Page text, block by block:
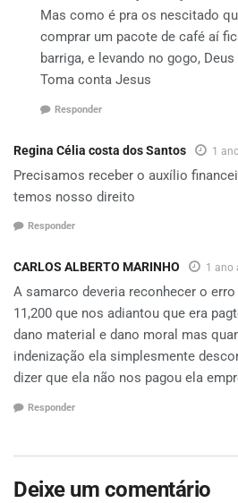
Mas como é pra os nescitado
comprar um pacote de café aí
barriga, e levando no gogo,
Toma conta Jesus
Responder
Regina Célia costa dos Santos 1
Precisamos receber o auxílio
temos nosso direito
Responder
CARLOS ALBERTO MARINHO 1 ano
A samarco deveria reconhecer o
11,200 que nos adiantou que era
dano material e dano moral mas
indenização ela simplesmente
dizer que ela não nos pagou ela
Responder
Deixe um comentário